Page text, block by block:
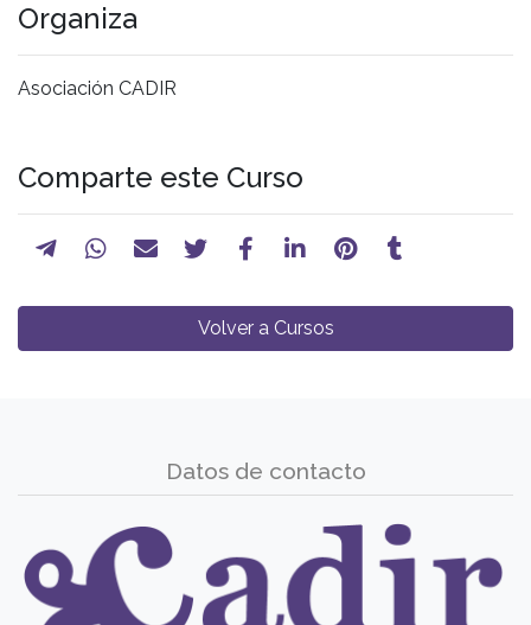
Organiza
Asociación CADIR
Comparte este Curso
Volver a Cursos
Datos de contacto